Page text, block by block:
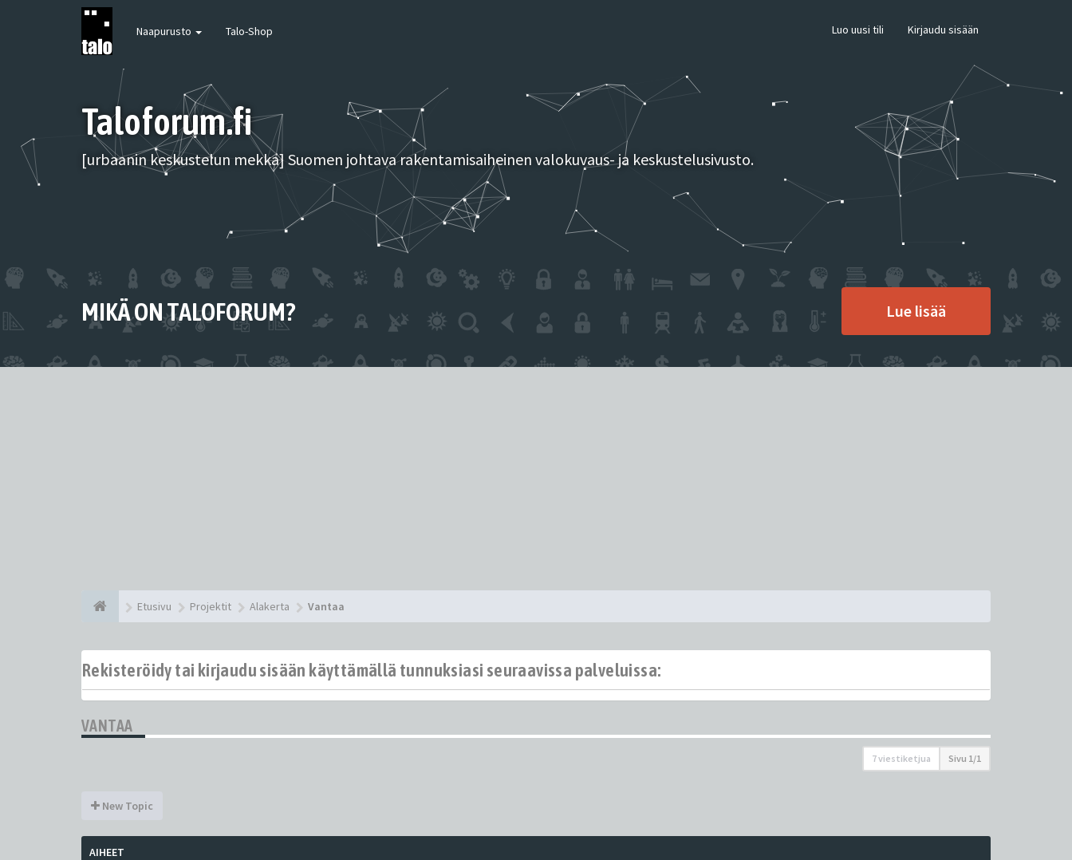
Naapurusto Talo-Shop Luo uusi tili Kirjaudu sisään
Taloforum.fi
[urbaanin keskustelun mekka] Suomen johtava rakentamisaiheinen valokuvaus- ja keskustelusivusto.
MIKÄ ON TALOFORUM? Lue lisää
Etusivu Projektit Alakerta Vantaa
Rekisteröidy tai kirjaudu sisään käyttämällä tunnuksiasi seuraavissa palveluissa:
VANTAA
7 viestiketjua Sivu 1 /1
New Topic
AIHEET